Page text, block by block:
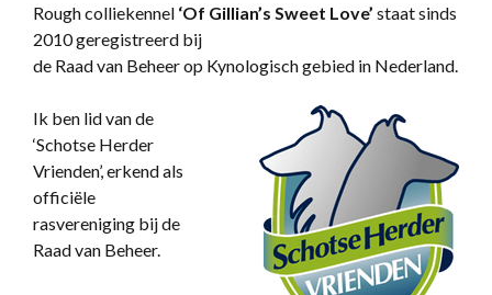
Rough colliekennel ‘Of Gillian’s Sweet Love’ staat sinds
2010 geregistreerd bij
de Raad van Beheer op Kynologisch gebied in Nederland.
Ik ben lid van de
‘Schotse Herder
Vrienden’, erkend als
officiële
rasvereniging bij de
Raad van Beheer.